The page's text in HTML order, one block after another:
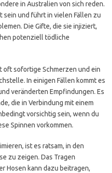
in Australien von sich reden.
sein und führt in vielen Fällen zu
Die Gifte, die sie injiziert,
potenziell tödliche
oft sofortige Schmerzen und ein
In einigen Fällen kommt es
veränderten Empfindungen. Es
die in Verbindung mit einem
vorsichtig sein, wenn du
Spinnen vorkommen.
ist es ratsam, in den
zu zeigen. Das Tragen
Hosen kann dazu beitragen,